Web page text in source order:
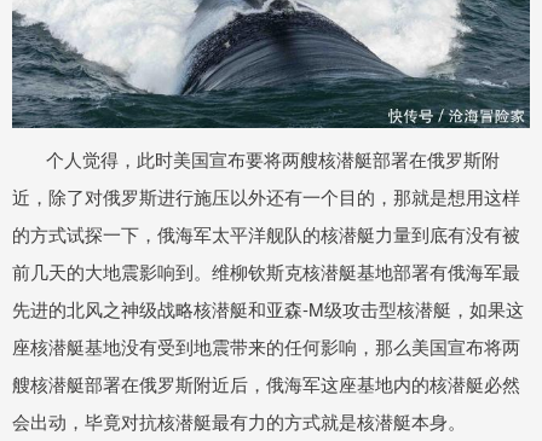
个人觉得，此时美国宣布要将两艘核潜艇部署在俄罗斯附
近，除了对俄罗斯进行施压以外还有一个目的，那就是想用这样
的方式试探一下，俄海军太平洋舰队的核潜艇力量到底有没有被
前几天的大地震影响到。维柳钦斯克核潜艇基地部署有俄海军最
先进的北风之神级战略核潜艇和亚森-M级攻击型核潜艇，如果这
座核潜艇基地没有受到地震带来的任何影响，那么美国宣布将两
艘核潜艇部署在俄罗斯附近后，俄海军这座基地内的核潜艇必然
会出动，毕竟对抗核潜艇最有力的方式就是核潜艇本身。